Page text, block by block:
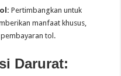
Pertimbangkan untuk
manfaat khusus,
tol.
Darurat: